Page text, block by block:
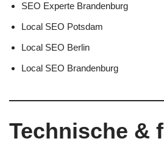
SEO Experte Brandenburg
Local SEO Potsdam
Local SEO Berlin
Local SEO Brandenburg
Technische &